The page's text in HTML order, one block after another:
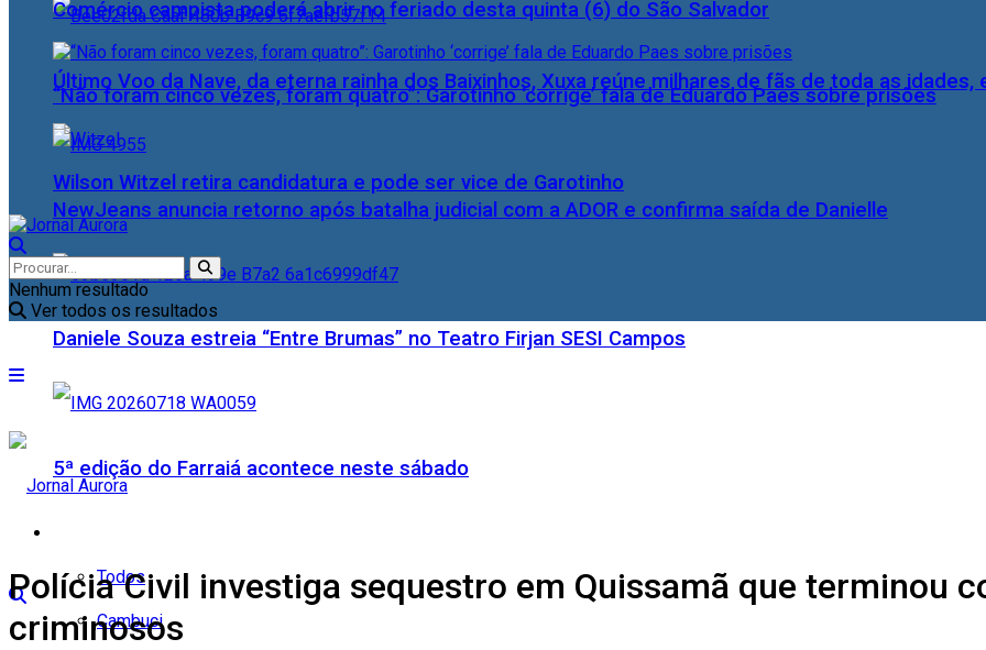
Último Voo da Nave, da eterna rainha dos Baixinhos, Xuxa reúne milhares de fãs de toda as idades,
NewJeans anuncia retorno após batalha judicial com a ADOR e confirma saída de Danielle
Daniele Souza estreia “Entre Brumas” no Teatro Firjan SESI Campos
5ª edição do Farraiá acontece neste sábado
Todos
Cambuci
Comércio campista poderá abrir no feriado desta quinta (6) do São Salvador
“Não foram cinco vezes, foram quatro”: Garotinho ‘corrige’ fala de Eduardo Paes sobre prisões
Wilson Witzel retira candidatura e pode ser vice de Garotinho
Nenhum resultado
Ver todos os resultados
Polícia Civil investiga sequestro em Quissamã que terminou
criminosos